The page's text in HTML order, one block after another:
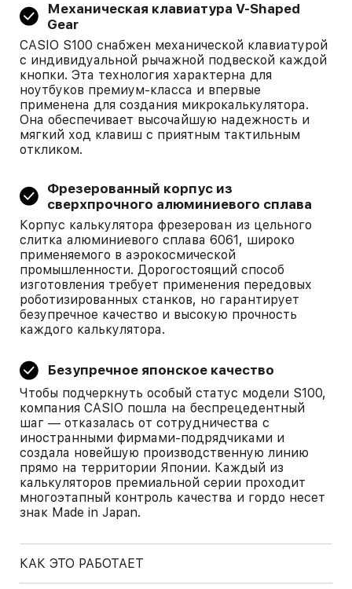
Механическая клавиатура V-Shaped
Gear
CASIO S100 снабжен механической клавиатурой
с индивидуальной рычажной подвеской каждой
кнопки. Эта технология характерна для
ноутбуков премиум-класса и впервые
применена для создания микрокалькулятора.
Она обеспечивает высочайшую надежность и
мягкий ход клавиш с приятным тактильным
откликом.
Фрезерованный корпус из
сверхпрочного алюминиевого сплава
Корпус калькулятора фрезерован из цельного
слитка алюминиевого сплава 6061, широко
применяемого в аэрокосмической
промышленности. Дорогостоящий способ
изготовления требует применения передовых
роботизированных станков, но гарантирует
безупречное качество и высокую прочность
каждого калькулятора.
Безупречное японское качество
Чтобы подчеркнуть особый статус модели S100,
компания CASIO пошла на беспрецедентный
шаг — отказалась от сотрудничества с
иностранными фирмами-подрядчиками и
создала новейшую производственную линию
прямо на территории Японии. Каждый из
калькуляторов премиальной серии проходит
многоэтапный контроль качества и гордо несет
знак Made in Japan.
КАК ЭТО РАБОТАЕТ